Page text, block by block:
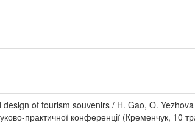
of tourism souvenirs / H. Gao, O. Yezhova
практичної конференції (Кременчук,